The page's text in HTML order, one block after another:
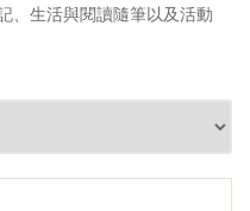
、生活與閱讀隨筆以及活動